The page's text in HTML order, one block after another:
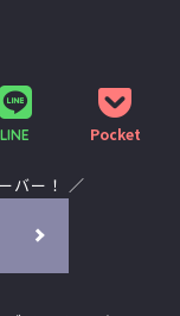
LINE Pocket
バー！ ／